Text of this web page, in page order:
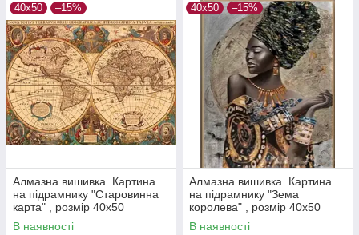
40х50 –15%
Алмазна вишивка. Картина
на підрамнику "Старовинна
карта" , розмір 40х50
В наявності
40х50 –15%
Алмазна вишивка. Картина
на підрамнику "Зема
королева" , розмір 40х50
В наявності